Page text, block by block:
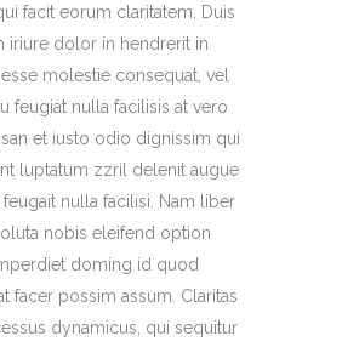
facit eorum claritatem. Duis
iriure dolor in hendrerit in
molestie consequat, vel
feugiat nulla facilisis at vero
et iusto odio dignissim qui
luptatum zzril delenit augue
nulla facilisi. Nam liber
nobis eleifend option
doming id quod
facer possim assum. Claritas
dynamicus, qui sequitur